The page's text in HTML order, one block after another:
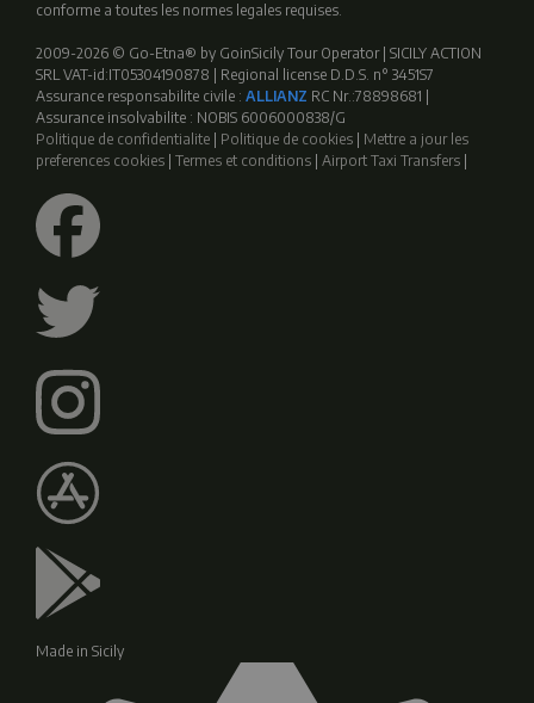
conforme a toutes les normes legales requises.
2009-2026 © Go-Etna® by GoinSicily Tour Operator | SICILY ACTION
SRL VAT-id:IT05304190878 | Regional license D.D.S. n° 3451S7
Assurance responsabilite civile : ALLIANZ RC Nr.:78898681 |
Assurance insolvabilite : NOBIS 6006000838/G
Politique de confidentialite
Politique de cookies
Mettre a jour les
preferences cookies Termes et conditions Airport Taxi Transfers
Made in Sicily